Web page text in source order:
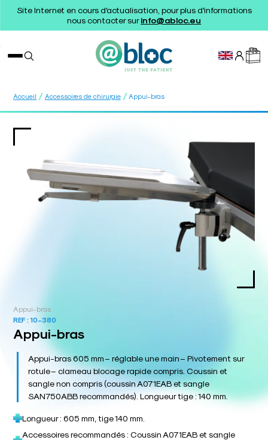
Site Internet en cours d'actualisation, pour plus d'informations
nous contacter surinfo@abloc.eu
Accueil / Accessoires de chirurgie / Appui-bras
Appui-bras
REF :10-380
Appui-bras
Appui-bras 605 mm – réglable une main – Pivotement sur
rotule – clameau blocage rapide compris. Coussin et
sangle non compris (coussin A071EAB et sangle
SAN750ABB recommandés). Longueur tige : 140 mm.
Longueur : 605 mm, tige 140 mm.
Accessoires recommandés : Coussin A071EAB et sangle